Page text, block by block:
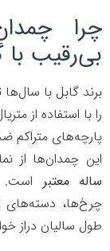
چمدان
با گارانتی
گابل با سال‌ها
متراکم ضدآب
چمدان‌ها از
معتبراست. این
دسته‌های
سالیان دراز خواهد